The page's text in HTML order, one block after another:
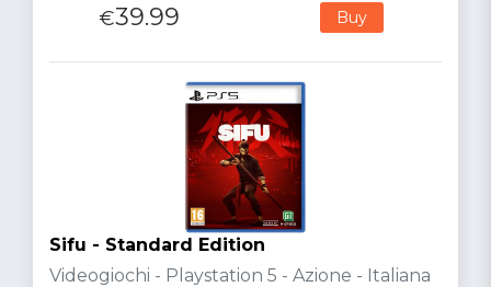
€39.99 Buy
Sifu - Standard Edition
Videogiochi - Playstation 5 - Azione - Italiana